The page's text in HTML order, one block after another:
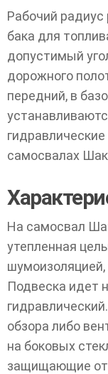
Рабочий радиус
бака для
допустимый
дорожного
передний, в
самосвалах
На самосвал
утепленная
Подвеска идет
обзора либо
на боковых
защищающие от